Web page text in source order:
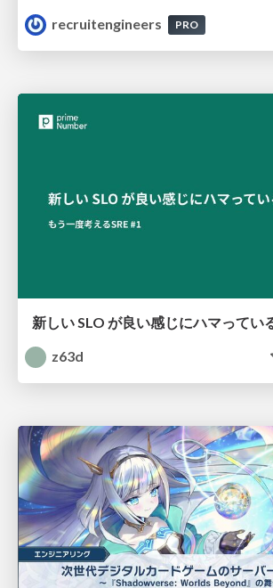
recruitengineers
PRO
新しい SLO が良い感じにハマってい
z63d